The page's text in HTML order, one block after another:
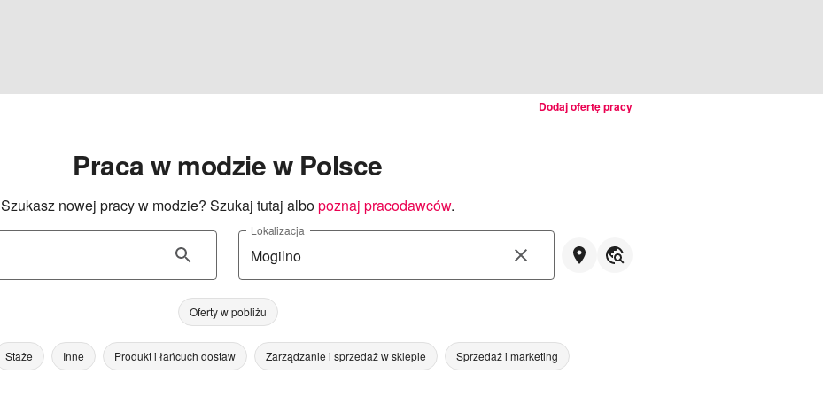
Dodaj ofertę pracy
Praca w modzie w Polsce
Szukasz nowej pracy w modzie? Szukaj tutaj albopoznaj pracodawców.
Lokalizacja
Oferty w pobliżu
Staże Inne Produkt i łańcuch dostaw Zarządzanie i sprzedaż w sklepie Sprzedaż i marketing